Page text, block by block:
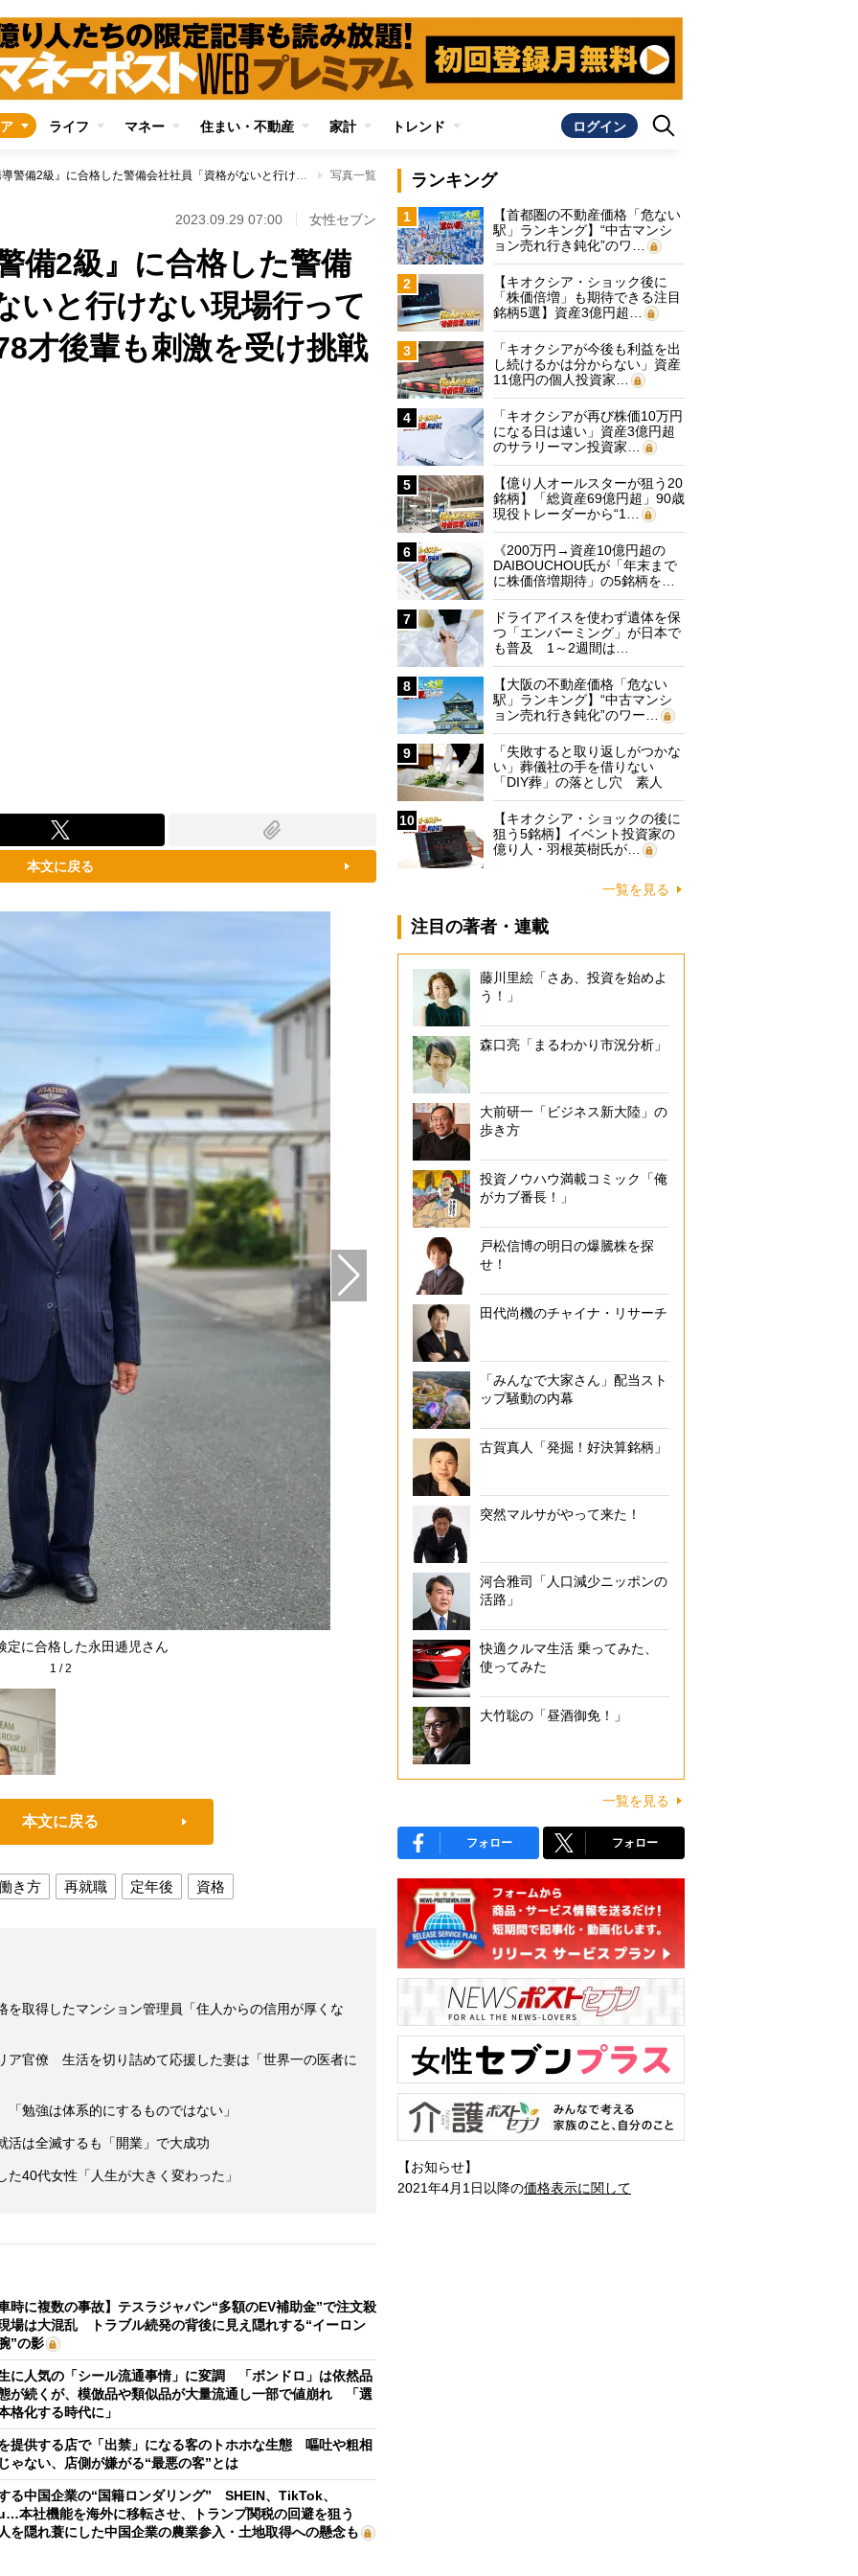
ライフ マネー 住まい・不動産 家計 トレンド ログイン
91才で『交通誘導警備2級』に合格した警備会社社員「資格がないと行けない現場行ってみたい」が動機、78才後輩も刺激を受け挑戦へ 写真一覧
2023.09.29 07:00 女性セブン
備2級』に合格した警備
いと行けない現場行って
才後輩も刺激を受け挑戦
本文に戻る
定に合格した永田逓児さん 合格祝いで作ったカードケースは仕事中、携帯してい
1 /2
本文に戻る
き方 再就職 定年後 資格
を取得したマンション管理員「住人からの信用が厚くな
ア官僚 生活を切り詰めて応援した妻は「世界一の医者に
勉強は体系的にするものではない」
は全滅するも「開業」で大成功
40代女性「人生が大きく変わった」
時に複数の事故】テスラジャパン“多額のEV補助金”で注文殺
場は大混乱 トラブル続発の背後に見え隠れする“イーロン
”の影
に人気の「シール流通事情」に変調 「ボンドロ」は依然品
が続くが、模倣品や類似品が大量流通し一部で値崩れ 「選
格化する時代に」
提供する店で「出禁」になる客のトホホな生態 嘔吐や粗相
ゃない、店側が嫌がる“最悪の客”とは
る中国企業の“国籍ロンダリング” SHEIN、TikTok、
本社機能を海外に移転させ、トランプ関税の回避を狙う
を隠れ蓑にした中国企業の農業参入・土地取得への懸念も
ランキング
1
【首都圏の不動産価格「危ない
駅」ランキング】“中古マンシ
ョン売れ行き鈍化”のワ…
2
【キオクシア・ショック後に
「株価倍増」も期待できる注目
銘柄5選】資産3億円超…
3
「キオクシアが今後も利益を出
し続けるかは分からない」資産
11億円の個人投資家…
4
「キオクシアが再び株価10万円
になる日は遠い」資産3億円超
のサラリーマン投資家…
5
【億り人オールスターが狙う20
銘柄】「総資産69億円超」90歳
現役トレーダーから“1…
6
《200万円→資産10億円超の
DAIBOUCHOU氏が「年末まで
に株価倍増期待」の5銘柄を…
7
ドライアイスを使わず遺体を保
つ「エンバーミング」が日本で
も普及 1～2週間は…
8
【大阪の不動産価格「危ない
駅」ランキング】“中古マンシ
ョン売れ行き鈍化”のワー…
9
「失敗すると取り返しがつかな
い」葬儀社の手を借りない
「DIY葬」の落とし穴 素人
に…
10
【キオクシア・ショックの後に
狙う5銘柄】イベント投資家の
億り人・羽根英樹氏が…
一覧を見る
注目の著者・連載
藤川里絵「さあ、投資を始めよ
う！」
森口亮「まるわかり市況分析」
大前研一「ビジネス新大陸」の
歩き方
投資ノウハウ満載コミック「俺
がカブ番長！」
戸松信博の明日の爆騰株を探
せ！
田代尚機のチャイナ・リサーチ
「みんなで大家さん」配当スト
ップ騒動の内幕
古賀真人「発掘！好決算銘柄」
突然マルサがやって来た！
河合雅司「人口減少ニッポンの
活路」
快適クルマ生活 乗ってみた、
使ってみた
大竹聡の「昼酒御免！」
一覧を見る
フォロー フォロー
【お知らせ】
2021年4月1日以降の価格表示に関して